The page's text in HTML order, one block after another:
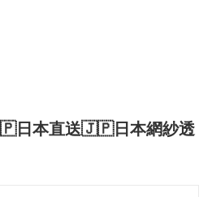
日本直送🇯🇵日本網紗透